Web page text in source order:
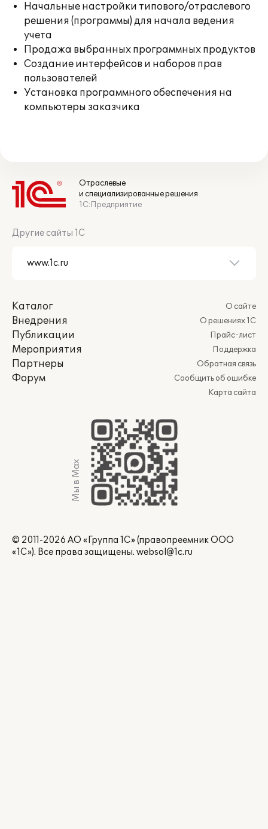
Начальные настройки типового/отраслевого
решения (программы) для начала ведения
учета
Продажа выбранных программных продуктов
Создание интерфейсов и наборов прав
пользователей
Установка программного обеспечения на
компьютеры заказчика
Отраслевые
и специализированные решения
1С:Предприятие
Другие сайты 1С
Каталог
Внедрения
Публикации
Мероприятия
Партнеры
Форум
О сайте
О решениях 1С
Прайс-лист
Поддержка
Обратная связь
Сообщить об ошибке
Карта сайта
Мы в Max
© 2011-2026 АО «Группа 1С» (правопреемник ООО
«1С»). Все права защищены. websol@1c.ru